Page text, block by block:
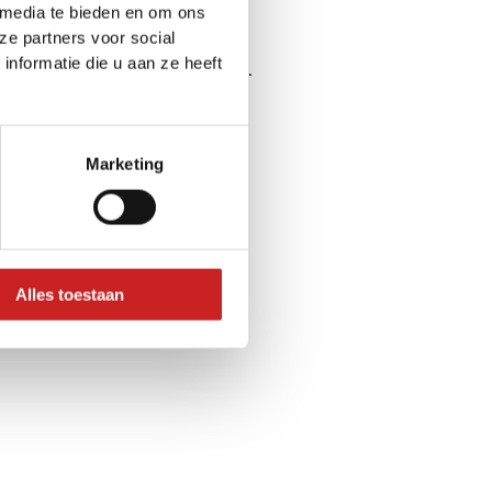
te bieden en om ons
partners voor social
die u aan ze heeft
Marketing
Alles toestaan
console for more information).